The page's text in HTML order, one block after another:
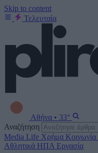
Skip to content
Τελευταία
Αθήνα • 33°
Αναζήτηση
Media Life Χρήμα Κοινωνία
Αθλητικά ΗΠΑ Εργασία